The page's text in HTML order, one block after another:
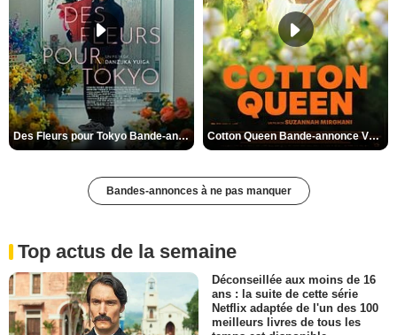
Des Fleurs pour Tokyo Bande-annonce VO STFR Cotton Queen Bande-annonce VO STFR
Bandes-annonces à ne pas manquer
Top actus de la semaine
Déconseillée aux moins de 16
ans : la suite de cette série
Netflix adaptée de l'un des 100
meilleurs livres de tous les